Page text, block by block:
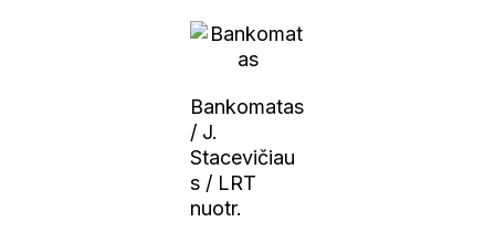
Bankomatas
/ J.
Stacevičiau
s / LRT
nuotr.